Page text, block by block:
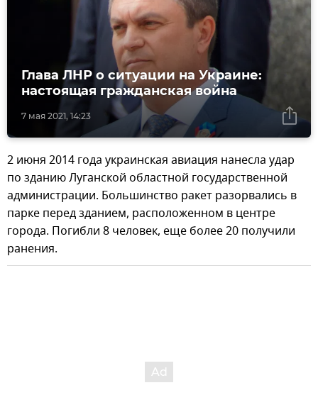
7 мая 2021, 14:23
Глава ЛНР о ситуации на Украине:
настоящая гражданская война
2 июня 2014 года украинская авиация нанесла удар
по зданию Луганской областной государственной
администрации. Большинство ракет разорвались в
парке перед зданием, расположенном в центре
города. Погибли 8 человек, еще более 20 получили
ранения.